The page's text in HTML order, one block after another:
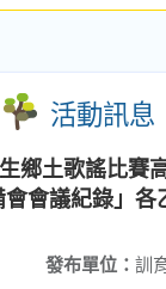
活動訊息
生鄉土歌謠比賽
會會議紀錄」各
發布單位： 訓